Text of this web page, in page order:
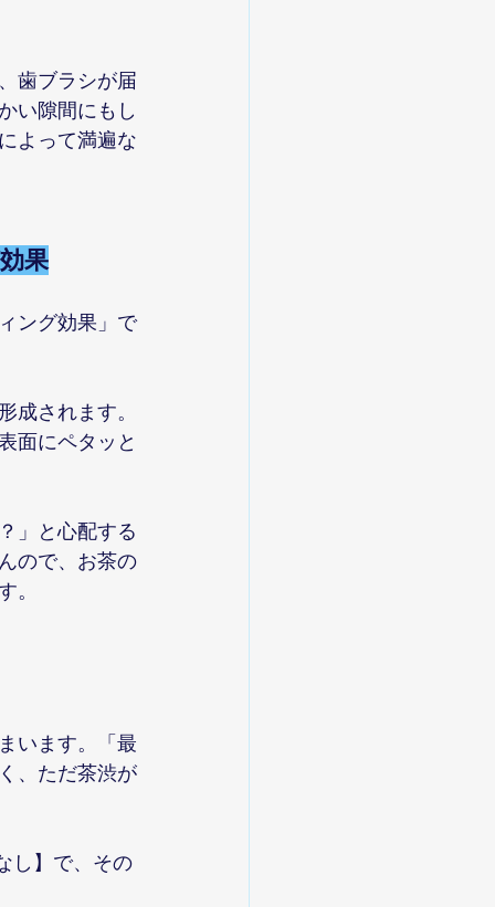
歯ブラシが届
い隙間にもし
よって満遍な
果
ング効果」で
されます。
面にペタッと
」と心配する
ので、お茶の
。
います。「最
、ただ茶渋が
し】で、その